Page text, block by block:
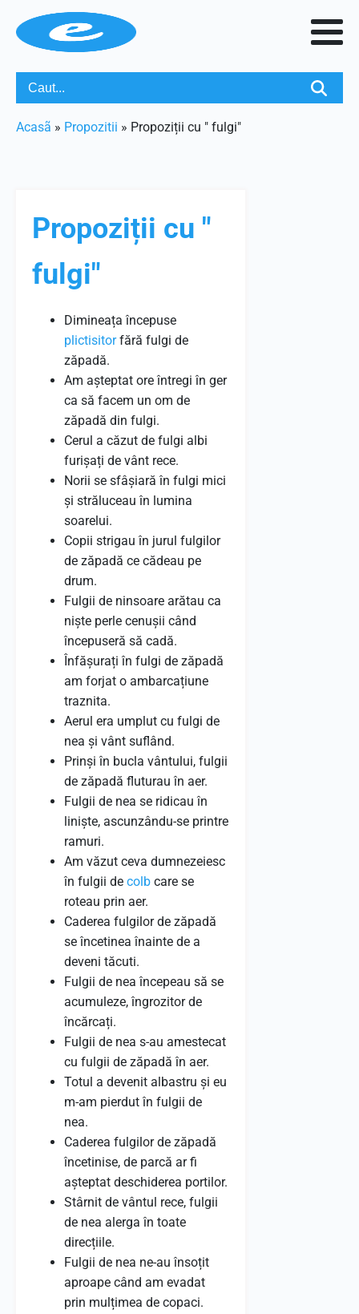
Acasã » Propozitii » Propoziții cu " fulgi"
Propoziții cu "
fulgi"
Dimineața începuse
plictisitorfără fulgi de
zăpadă.
Am așteptat ore întregi în ger
ca să facem un om de
zăpadă din fulgi.
Cerul a căzut de fulgi albi
furișați de vânt rece.
Norii se sfâșiară în fulgi mici
și străluceau în lumina
soarelui.
Copii strigau în jurul fulgilor
de zăpadă ce cădeau pe
drum.
Fulgii de ninsoare arătau ca
niște perle cenușii când
începuseră să cadă.
Înfășurați în fulgi de zăpadă
am forjat o ambarcațiune
traznita.
Aerul era umplut cu fulgi de
nea și vânt suflând.
Prinși în bucla vântului, fulgii
de zăpadă fluturau în aer.
Fulgii de nea se ridicau în
liniște, ascunzându-se printre
ramuri.
Am văzut ceva dumnezeiesc
în fulgii de colb care se
roteau prin aer.
Caderea fulgilor de zăpadă
se încetinea înainte de a
deveni tăcuti.
Fulgii de nea începeau să se
acumuleze, îngrozitor de
încărcați.
Fulgii de nea s-au amestecat
cu fulgii de zăpadă în aer.
Totul a devenit albastru și eu
m-am pierdut în fulgii de
nea.
Caderea fulgilor de zăpadă
încetinise, de parcă ar fi
așteptat deschiderea portilor.
Stârnit de vântul rece, fulgii
de nea alerga în toate
direcțiile.
Fulgii de nea ne-au însoțit
aproape când am evadat
prin mulțimea de copaci.